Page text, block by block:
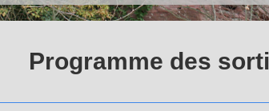
Programme des